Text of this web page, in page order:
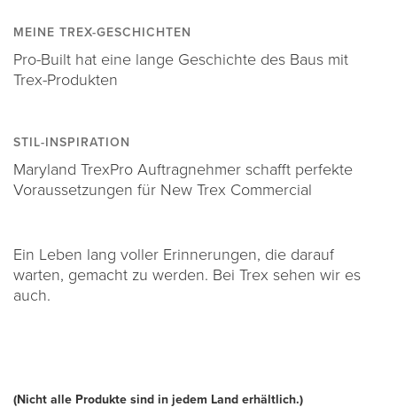
MEINE TREX-GESCHICHTEN
Pro-Built hat eine lange Geschichte des Baus mit
Trex-Produkten
STIL-INSPIRATION
Maryland TrexPro Auftragnehmer schafft perfekte
Voraussetzungen für New Trex Commercial
Ein Leben lang voller Erinnerungen, die darauf
warten, gemacht zu werden. Bei Trex sehen wir es
auch.
(Nicht alle Produkte sind in jedem Land erhältlich.)